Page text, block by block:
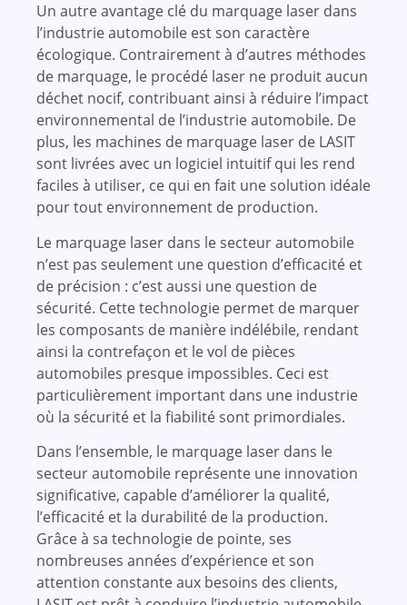
Un autre avantage clé du marquage laser dans
l’industrie automobile est son caractère
écologique. Contrairement à d’autres méthodes
de marquage, le procédé laser ne produit aucun
déchet nocif, contribuant ainsi à réduire l’impact
environnemental de l’industrie automobile. De
plus, les machines de marquage laser de LASIT
sont livrées avec un logiciel intuitif qui les rend
faciles à utiliser, ce qui en fait une solution idéale
pour tout environnement de production.
Le marquage laser dans le secteur automobile
n’est pas seulement une question d’efficacité et
de précision : c’est aussi une question de
sécurité. Cette technologie permet de marquer
les composants de manière indélébile, rendant
ainsi la contrefaçon et le vol de pièces
automobiles presque impossibles. Ceci est
particulièrement important dans une industrie
où la sécurité et la fiabilité sont primordiales.
Dans l’ensemble, le marquage laser dans le
secteur automobile représente une innovation
significative, capable d’améliorer la qualité,
l’efficacité et la durabilité de la production.
Grâce à sa technologie de pointe, ses
nombreuses années d’expérience et son
attention constante aux besoins des clients,